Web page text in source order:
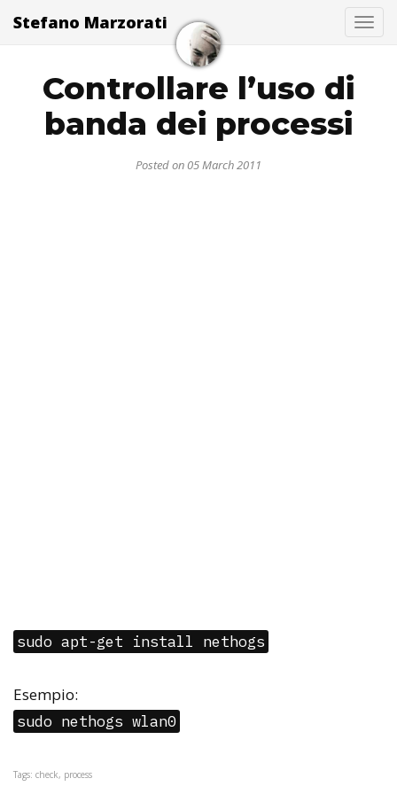
Stefano Marzorati
Controllare l’uso di
banda dei processi
Posted on 05 March 2011
sudo apt-get install nethogs
Esempio:
sudo nethogs wlan0
Tags: check, process